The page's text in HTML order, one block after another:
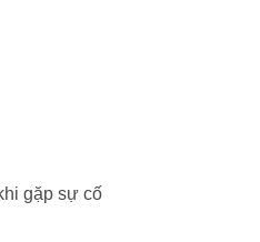
gặp sự cố